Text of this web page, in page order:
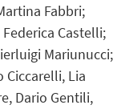
Fabbri;
Castelli;
Mariunucci;
Ciccarelli, Lia
Dario Gentili,